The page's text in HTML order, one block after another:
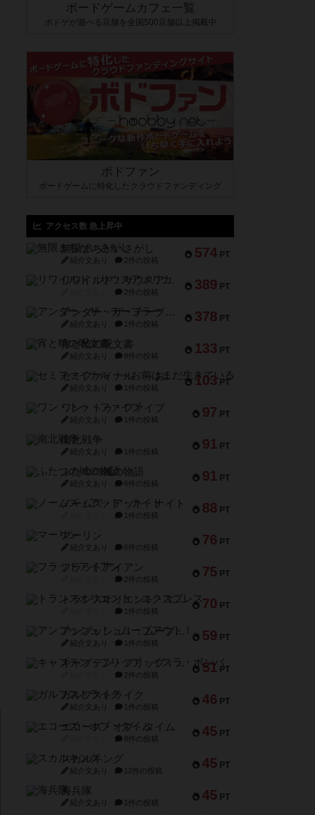
ボードゲームカフェ一覧
ボドゲが遊べる店舗を全国500店舗以上掲載中
ボドファン
ボードゲームに特化したクラウドファンディング
アクセス数 急上昇中
574 PT
無限まちがいさがし
紹介文あり 2件の投稿
389 PT
リワイルド：サウスアメリカ
2件の投稿
378 PT
アンダー・ザ・テーブラー
紹介文あり 1件の投稿
133 PT
宵と暁の呪文書
紹介文あり 8件の投稿
103 PT
セミファイナル ～お前はまだ生きている～
紹介文あり 1件の投稿
97 PT
ワン・トゥ・ファイブ
紹介文あり 1件の投稿
91 PT
南北戦争
紹介文あり 1件の投稿
91 PT
ふたつの城の物語
紹介文あり 6件の投稿
88 PT
ノームズ・アット・ナイト
1件の投稿
76 PT
マーリン
紹介文あり 6件の投稿
75 PT
フラットアイアン
2件の投稿
70 PT
トランスオリエント・エクスプレス
1件の投稿
59 PT
アンブッシュ！：ムーブアウト！
紹介文あり 1件の投稿
51 PT
キャプテン・フリップ：イスラ・ボンバ
2件の投稿
46 PT
ガルフストライク
紹介文あり 1件の投稿
45 PT
エコーズ・オブ・タイム
8件の投稿
45 PT
スカルキング
紹介文あり 12件の投稿
45 PT
海兵隊
紹介文あり 1件の投稿